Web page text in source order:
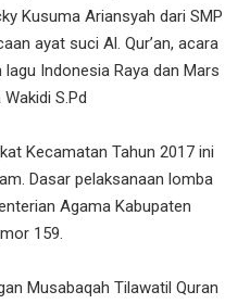
Kusuma Ariansyah dari SMP
ayat suci Al. Qur’an, acara
Indonesia Raya dan Mars
S.Pd
Kecamatan Tahun 2017 ini
Dasar pelaksanaan lomba
Agama Kabupaten
159.
Musabaqah Tilawatil Quran